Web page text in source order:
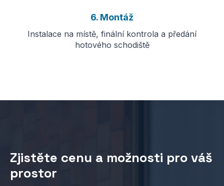
6. Montáž
Instalace na místě, finální kontrola a předání
hotového schodiště
Zjistěte cenu a možnosti pro váš
prostor